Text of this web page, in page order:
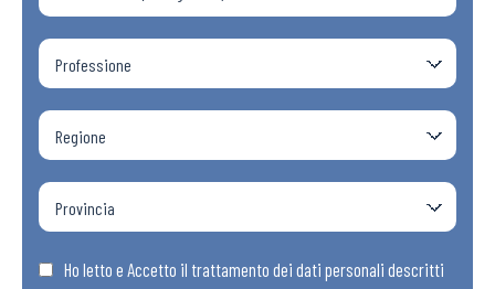
Ho letto e Accetto il trattamento dei dati personali descritti